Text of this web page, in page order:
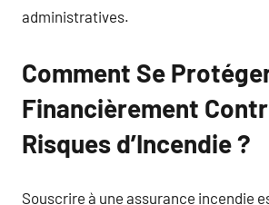
administratives.
Comment Se
Financièrement
Risques d’Incendie ?
Souscrire à une assurance incendie